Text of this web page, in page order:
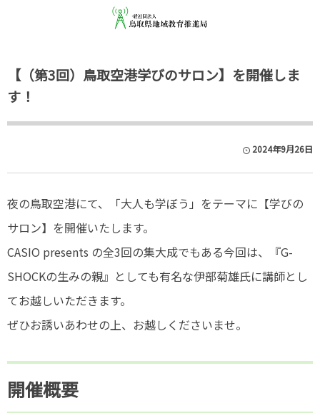
【（第3回）鳥取空港学びのサロン】を開催しま
す！
2024年9月26日
夜の鳥取空港にて、「大人も学ぼう」をテーマに【学びの
サロン】を開催いたします。
CASIO presents の全3回の集大成でもある今回は、『G-
SHOCKの生みの親』としても有名な伊部菊雄氏に講師とし
てお越しいただきます。
ぜひお誘いあわせの上、お越しくださいませ。
開催概要